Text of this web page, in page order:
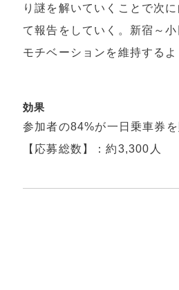
り謎を解いていくことで次
て報告をしていく。 新宿～
モチベーションを維持する
効果
参加者の84%が一日乗車券
【応募総数】：約3,300人